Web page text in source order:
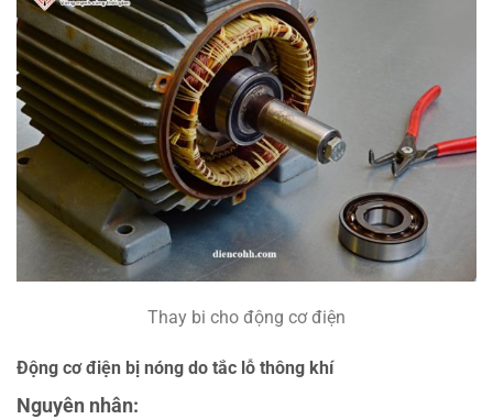
Thay bi cho động cơ điện
Động cơ điện bị nóng do tắc lỗ thông khí
Nguyên nhân: